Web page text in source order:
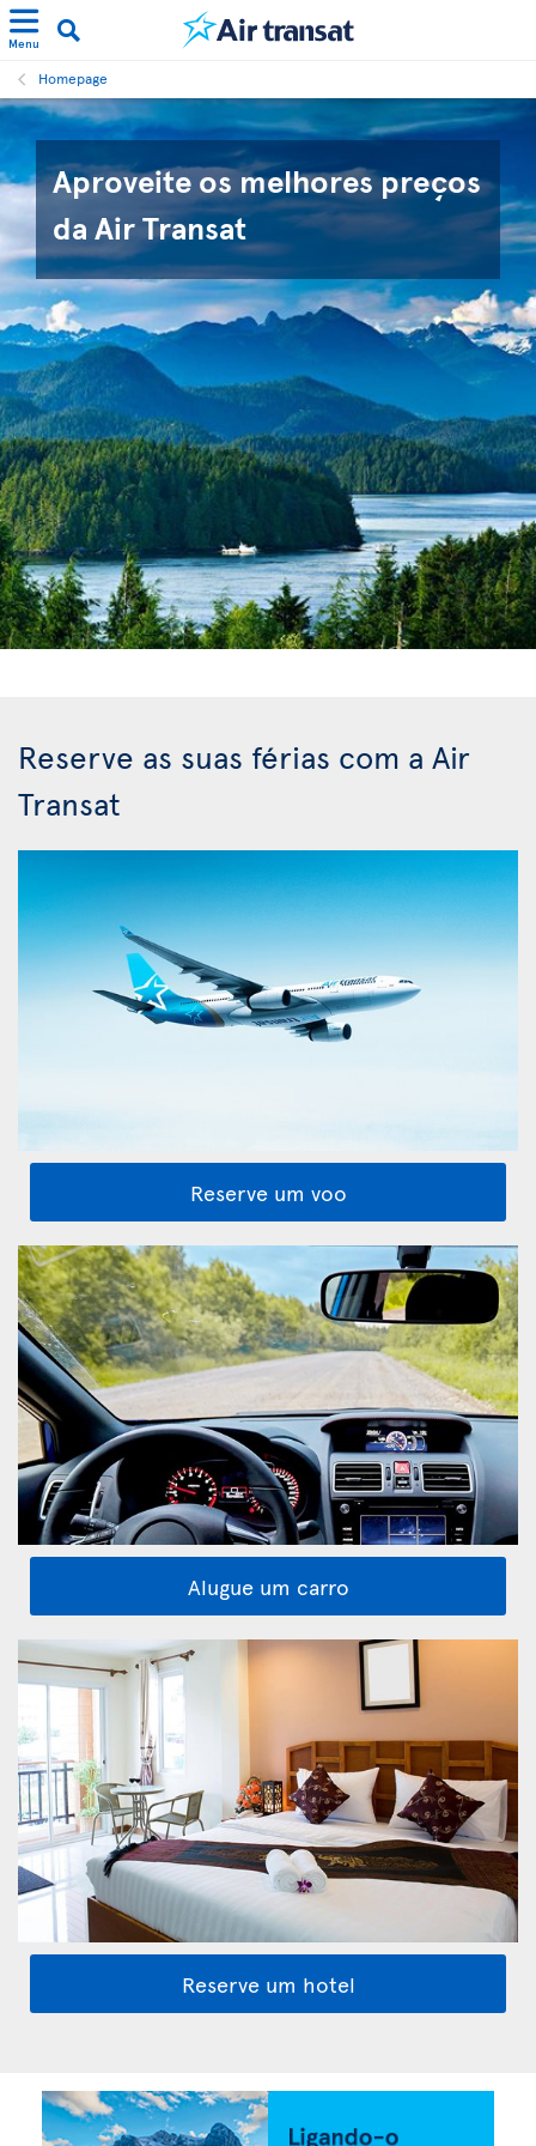
Menu
Homepage
Aproveite os melhores preços
da Air Transat
Reserve as suas férias com a Air
Transat
Reserve um voo
Alugue um carro
Reserve um hotel